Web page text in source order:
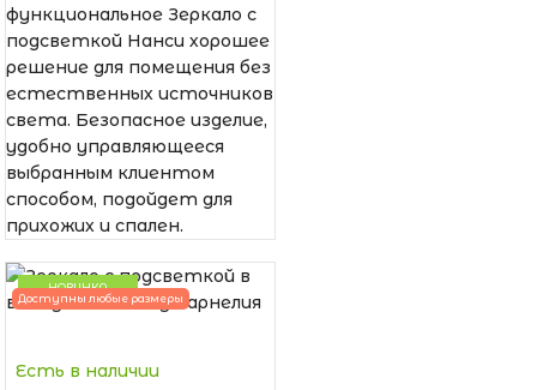
функциональное Зеркало с
подсветкой Нанси хорошее
решение для помещения без
естественных источников
света. Безопасное изделие,
удобно управляющееся
выбранным клиентом
способом, подойдет для
прихожих и спален.
НОВИНКА
Доступны любые размеры
Есть в наличии